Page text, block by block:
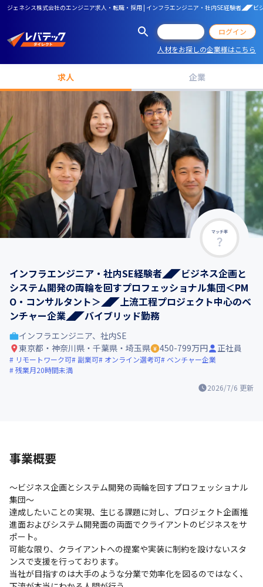
ジェネシス株式会社のエンジニア求人・転職・採用 | インフラエンジニア・社内SE経験者◢◤
ログイン
人材をお探しの企業様はこちら
求人 企業
マッチ率
インフラエンジニア・社内SE経験者◢◤ビジネス企画と
システム開発の両輪を回すプロフェッショナル集団＜PM
O・コンサルタント＞◢◤上流工程プロジェクト中心のベ
ンチャー企業◢◤バイブリッド勤務
2026/7/6 更新
インフラエンジニア、社内SE
東京都・神奈川県・千葉県・埼玉県
450-799万円 正社員
リモートワーク可 副業可 オンライン選考可
ベンチャー企業
残業月20時間未満
事業概要
〜ビジネス企画とシステム開発の両輪を回すプロフェッショナル
集団〜
達成したいことの実現、生じる課題に対し、プロジェクト企画推
進面およびシステム開発面の両面でクライアントのビジネスをサ
ポート。
可能な限り、クライアントへの提案や実装に制約を設けないスタ
ンスで支援を行っております。
当社が目指すのは大手のような分業で効率化を図るのではなく、